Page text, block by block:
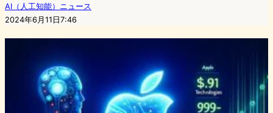
AI（人工知能）ニュース
2024年6月11日7:46